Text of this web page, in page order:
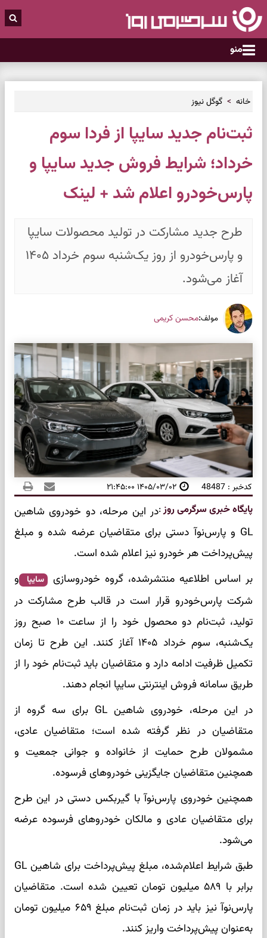
منو
خانه گوگل نیوز
ثبت‌نام جدید سایپا از فردا سوم
خرداد؛ شرایط فروش جدید سایپا و
پارس‌خودرو اعلام شد + لینک
طرح جدید مشارکت در تولید محصولات سایپا
و پارس‌خودرو از روز یک‌شنبه سوم خرداد ۱۴۰۵
آغاز می‌شود.
مولف:محسن کریمی
کدخبر : 48487 ۱۴۰۵/۰۳/۰۲ ۲۱:۴۵:۰۰
پایگاه خبری سرگرمی روز:در این مرحله، دو خودروی شاهین
GL و پارس‌نوآ دستی برای متقاضیان عرضه شده و مبلغ
پیش‌پرداخت هر خودرو نیز اعلام شده است.
بر اساس اطلاعیه منتشرشده، گروه خودروسازی
سایپا
و
شرکت پارس‌خودرو قرار است در قالب طرح مشارکت در
تولید، ثبت‌نام دو محصول خود را از ساعت ۱۰ صبح روز
یک‌شنبه، سوم خرداد ۱۴۰۵ آغاز کنند. این طرح تا زمان
تکمیل ظرفیت ادامه دارد و متقاضیان باید ثبت‌نام خود را از
طریق سامانه فروش اینترنتی سایپا انجام دهند.
در این مرحله، خودروی شاهین GL برای سه گروه از
متقاضیان در نظر گرفته شده است؛ متقاضیان عادی،
مشمولان طرح حمایت از خانواده و جوانی جمعیت و
همچنین متقاضیان جایگزینی خودروهای فرسوده.
همچنین خودروی پارس‌نوآ با گیربکس دستی در این طرح
برای متقاضیان عادی و مالکان خودروهای فرسوده عرضه
می‌شود.
طبق شرایط اعلام‌شده، مبلغ پیش‌پرداخت برای شاهین GL
برابر با ۵۸۹ میلیون تومان تعیین شده است. متقاضیان
پارس‌نوآ نیز باید در زمان ثبت‌نام مبلغ ۶۵۹ میلیون تومان
به‌عنوان پیش‌پرداخت واریز کنند.